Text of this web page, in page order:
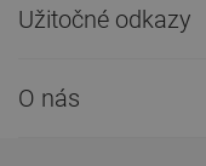
Užitočné odkazy
O nás